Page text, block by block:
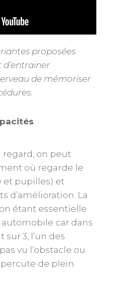
proposées
de mémoriser
regard, on peut
où regarde le
et pupilles) et
d’amélioration. La
étant essentielle
car dans
sur 3, l’un des
vu l’obstacle ou
de plein